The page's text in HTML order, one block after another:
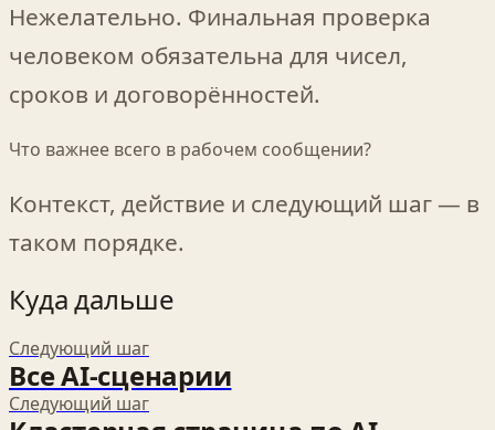
Нежелательно. Финальная проверка
человеком обязательна для чисел,
сроков и договорённостей.
Что важнее всего в рабочем сообщении?
Контекст, действие и следующий шаг — в
таком порядке.
Куда дальше
Следующий шаг
Все AI‑сценарии
Следующий шаг